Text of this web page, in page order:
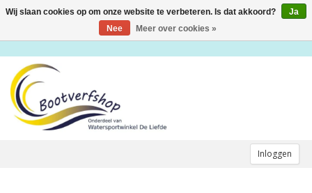
Inloggen
Toggle
Wij slaan cookies op om onze website te verbeteren. Is dat akkoord?
Ja
Nee
Meer over cookies »